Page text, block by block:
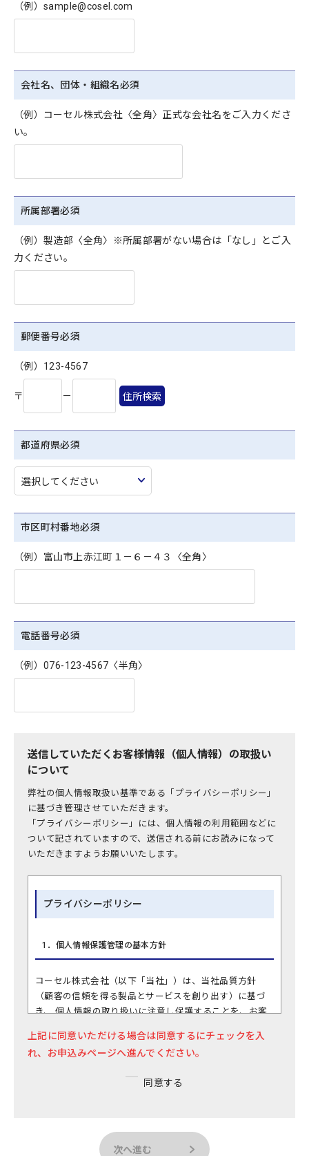
（例）sample@cosel.com
会社名、団体・組織名必須
（例）コーセル株式会社〈全角〉正式な会社名をご入力くださ
い。
所属部署必須
（例）製造部〈全角〉※所属部署がない場合は「なし」とご入
力ください。
郵便番号必須
（例）123-4567
〒 － 住所検索
都道府県必須
市区町村番地必須
（例）富山市上赤江町１－６－４３〈全角〉
電話番号必須
（例）076-123-4567〈半角〉
送信していただくお客様情報（個人情報）の取扱い
について
弊社の個人情報取扱い基準である「プライバシーポリシー」
に基づき管理させていただきます。
「プライバシーポリシー」には、個人情報の利用範囲などに
ついて記されていますので、送信される前にお読みになって
いただきますようお願いいたします。
プライバシーポリシー
1．個人情報保護管理の基本方針
コーセル株式会社（以下「当社」）は、当社品質方針
（顧客の信頼を得る製品とサービスを創り出す）に基づ
き、 個人情報の取り扱いに注意し保護することを、お客
がって個人情報の保護に努めます。
約社員、パート社員、アルバイト社員など）、取締
役、監査役、派遣社員などの社内教育を行います。
上記に同意いただける場合は同意するにチェックを入
れ、お申込みページへ進んでください。
同意する
次へ進む